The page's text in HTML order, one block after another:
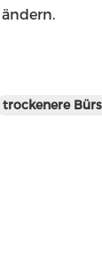
trockenere